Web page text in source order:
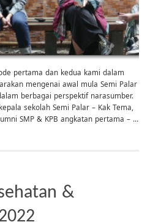
pertama dan kedua kami dalam
mengenai awal mula Semi Palar
berbagai perspektif narasumber.
sekolah Semi Palar – Kak Tema,
SMP & KPB angkatan pertama – …
&